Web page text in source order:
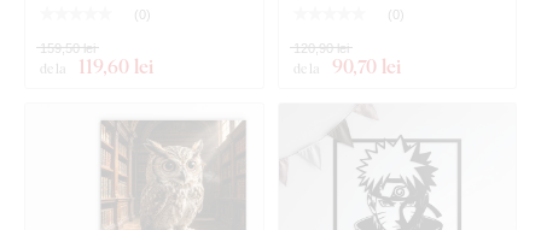
( 0)
de la 119,60 lei
159,50 lei
( 0)
de la 90,70 lei
120,90 lei